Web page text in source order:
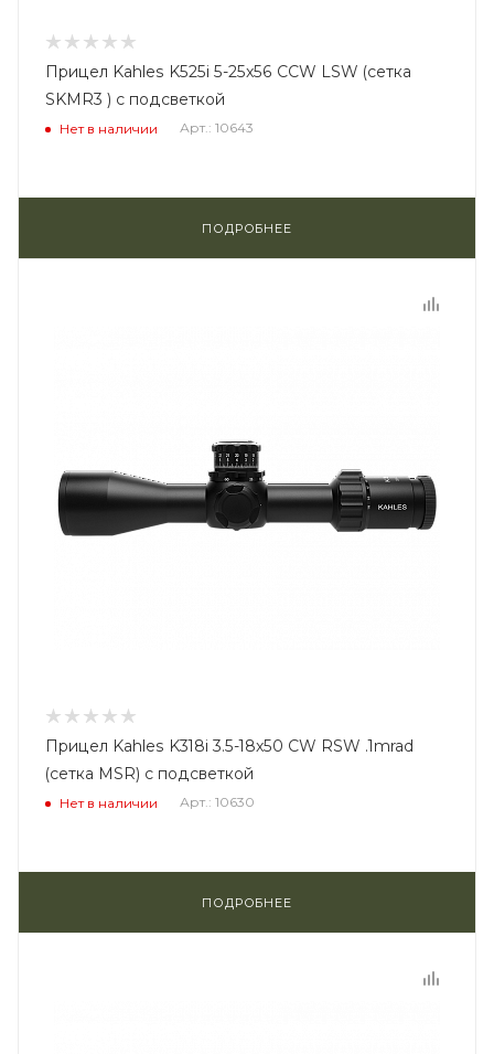
Прицел Kahles K525i 5-25x56 CCW LSW (сетка
SKMR3 ) с подсветкой
Нет в наличии Арт.: 10643
ПОДРОБНЕЕ
Прицел Kahles K318i 3.5-18x50 CW RSW .1mrad
(сетка MSR) с подсветкой
Нет в наличии Арт.: 10630
ПОДРОБНЕЕ